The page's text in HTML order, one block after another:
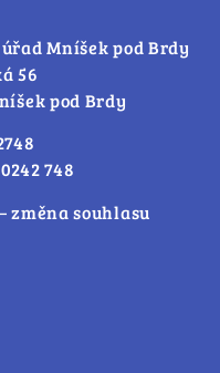
Mníšek pod Brdy
56
pod Brdy
748
změna souhlasu